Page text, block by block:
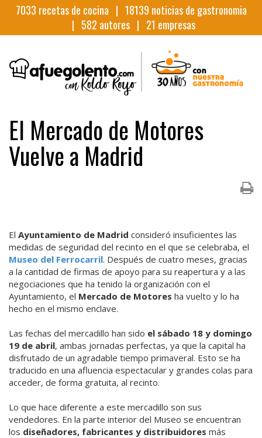
7033 recetas de cocina | 18139 noticias de gastronomia
| 582 autores | 21 empresas
El Mercado de Motores
Vuelve a Madrid
El Ayuntamiento de Madrid consideró insuficientes las
medidas de seguridad del recinto en el que se celebraba, el
Museo del Ferrocarril. Después de cuatro meses, gracias
a la cantidad de firmas de apoyo para su reapertura y a las
negociaciones que ha tenido la organización con el
Ayuntamiento, el Mercado de Motores ha vuelto y lo ha
hecho en el mismo enclave.
Las fechas del mercadillo han sido el sábado 18 y domingo
19 de abril, ambas jornadas perfectas, ya que la capital ha
disfrutado de un agradable tiempo primaveral. Esto se ha
traducido en una afluencia espectacular y grandes colas para
acceder, de forma gratuita, al recinto.
Lo que hace diferente a este mercadillo son sus
vendedores. En la parte interior del Museo se encuentran
los diseñadores, fabricantes y distribuidores más